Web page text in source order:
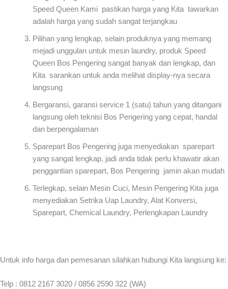
Speed Queen Kami pastikan harga yang Kita tawarkan
adalah harga yang sudah sangat terjangkau
Pilihan yang lengkap, selain produknya yang memang
mejadi unggulan untuk mesin laundry, produk Speed
Queen Bos Pengering sangat banyak dan lengkap, dan
Kita sarankan untuk anda melihat display-nya secara
langsung
Bergaransi, garansi service 1 (satu) tahun yang ditangani
langsung oleh teknisi Bos Pengering yang cepat, handal
dan berpengalaman
Sparepart Bos Pengering juga menyediakan sparepart
yang sangat lengkap, jadi anda tidak perlu khawatir akan
penggantian sparepart, Bos Pengering jamin akan mudah
Terlegkap, selain Mesin Cuci, Mesin Pengering Kita juga
menyediakan Setrika Uap Laundry, Alat Konversi,
Sparepart, Chemical Laundry, Perlengkapan Laundry
Untuk info harga dan pemesanan silahkan hubungi Kita langsung ke:
Telp : 0812 2167 3020 / 0856 2590 322 (WA)